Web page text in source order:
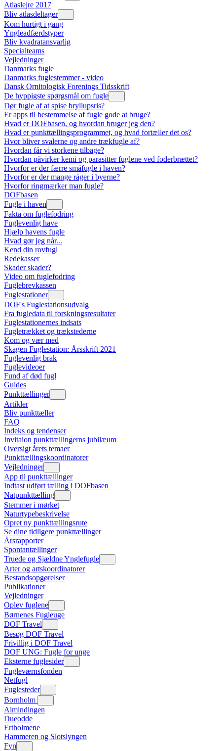
Atlaslejre 2017
Bliv atlasdeltager
Kom hurtigt i gang
Yngleadfærdstyper
Bliv kvadratansvarlig
Specialteams
Vejledninger
Danmarks fugle
Danmarks fuglestemmer - video
Dansk Ornitologisk Forenings Tidsskrift
De hyppigste spørgsmål om fugle
Dør fugle af at spise bryllupsris?
Er apps til bestemmelse af fugle gode at bruge?
Hvad er DOFbasen, og hvordan bruger jeg den?
Hvad er punkttællingsprogrammet, og hvad fortæller det os?
Hvor bliver svalerne og andre trækfugle af?
Hvordan får vi storkene tilbage?
Hvordan påvirker kemi og parasitter fuglene ved foderbrættet?
Hvorfor er der færre småfugle i haven?
Hvorfor er der mange råger i byerne?
Hvorfor ringmærker man fugle?
DOFbasen
Fugle i haven
Fakta om fuglefodring
Fuglevenlig have
Hjælp havens fugle
Hvad gør jeg når...
Kend din rovfugl
Redekasser
Skader skader?
Video om fuglefodring
Fuglebrevkassen
Fuglestationer
DOF's Fuglestationsudvalg
Fra fugledata til forskningsresultater
Fuglestationernes indsats
Fugletrækket og trækstederne
Kom og vær med
Skagen Fuglestation: Årsskrift 2021
Fuglevenlig brak
Fuglevideoer
Fund af død fugl
Guides
Punkttællinger
Artikler
Bliv punkttæller
FAQ
Indeks og tendenser
Invitaion punkttællingerns jubilæum
Oversigt årets temaer
Punkttællingskoordinatorer
Vejledninger
App til punkttællinger
Indtast udført tælling i DOFbasen
Natpunkttælling
Stemmer i mørket
Naturtypebeskrivelse
Opret ny punkttællingsrute
Se dine tidligere punkttællinger
Årsrapporter
Spontantællinger
Truede og Sjældne Ynglefugle
Arter og artskoordinatorer
Bestandsopgørelser
Publikationer
Vejledninger
Oplev fuglene
Børnenes Fugleuge
DOF Travel
Besøg DOF Travel
Frivillig i DOF Travel
DOF UNG: Fugle for unge
Eksterne fuglesider
Fugleværnsfonden
Netfugl
Fuglesteder
Bornholm
Almindingen
Dueodde
Ertholmene
Hammeren og Slotslyngen
Fyn